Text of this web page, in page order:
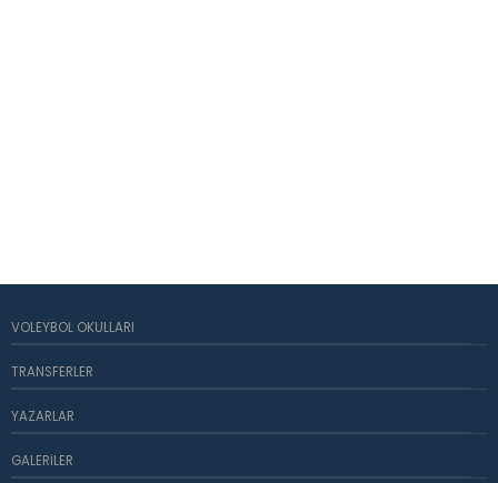
VOLEYBOL OKULLARI
TRANSFERLER
YAZARLAR
GALERILER